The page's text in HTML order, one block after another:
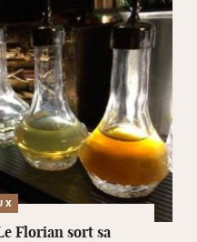
Florian sort sa